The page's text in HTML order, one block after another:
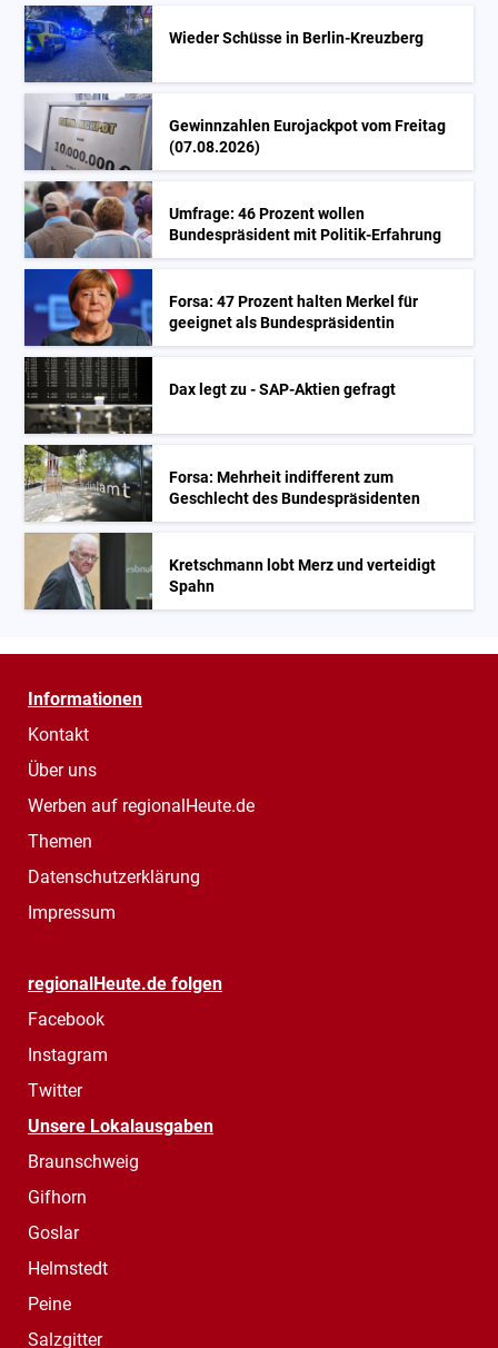
Wieder Schüsse in Berlin-Kreuzberg
Gewinnzahlen Eurojackpot vom Freitag
(07.08.2026)
Umfrage: 46 Prozent wollen
Bundespräsident mit Politik-Erfahrung
Forsa: 47 Prozent halten Merkel für
geeignet als Bundespräsidentin
Dax legt zu - SAP-Aktien gefragt
Forsa: Mehrheit indifferent zum
Geschlecht des Bundespräsidenten
Kretschmann lobt Merz und verteidigt
Spahn
Informationen
Kontakt
Über uns
Werben auf regionalHeute.de
Themen
Datenschutzerklärung
Impressum
regionalHeute.de folgen
Facebook
Instagram
Twitter
Unsere Lokalausgaben
Braunschweig
Gifhorn
Goslar
Helmstedt
Peine
Salzgitter